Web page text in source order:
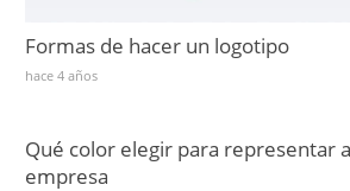
Formas de hacer un logotipo
hace 4 años
Qué color elegir para representar
empresa